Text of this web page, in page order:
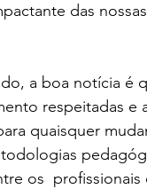
das
a boa notícia é
respeitadas e
quaisquer
os  profissionais